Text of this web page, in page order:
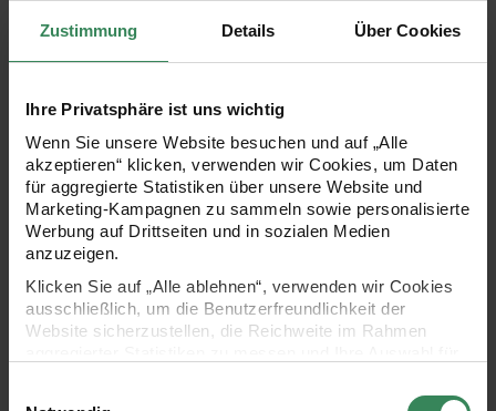
Zustimmung Details Über Cookies
Ihre Privatsphäre ist uns wichtig
Wenn Sie unsere Website besuchen und auf „Alle
akzeptieren“ klicken, verwenden wir Cookies, um Daten
für aggregierte Statistiken über unsere Website und
Marketing-Kampagnen zu sammeln sowie personalisierte
Werbung auf Drittseiten und in sozialen Medien
anzuzeigen.
Klicken Sie auf „Alle ablehnen“, verwenden wir Cookies
ausschließlich, um die Benutzerfreundlichkeit der
Website sicherzustellen, die Reichweite im Rahmen
Der teilbare Metall-Reißverschluss in Silber ist optimal für
langlebig und stabil ist, sondern auch mit einer stilvollen
Optik überzeugt. Der Zipper wird von einem Neongelb
umrandet, dass besonders dekorativ an Ihren Strick- oder
Nähprojekten wirkt. Seine glatte Führung ermöglicht eine
einfache Handhabung, was für einen höherwertigen
- Teilbarkeit für vielseitige Einsatzmöglichkeiten